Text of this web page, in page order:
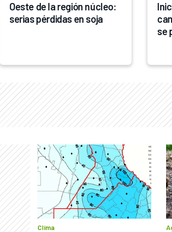
Oeste de la región núcleo:
serias pérdidas en soja
se
Clima